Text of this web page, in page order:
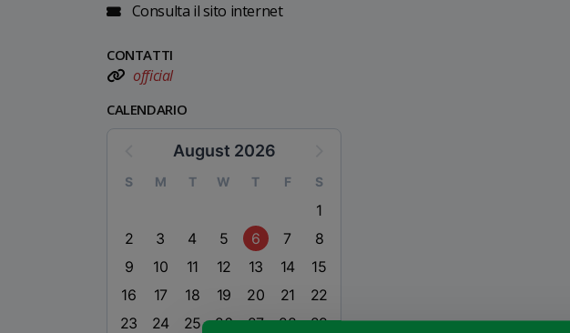
Consulta il sito internet
CONTATTI
official
CALENDARIO
August 2026
S M T W T F S
1
2
3 4 5 6 7
8
9
10 11 12 13 14
15
16
17 18 19 20 21
22
23
24 25 26 27 28
29